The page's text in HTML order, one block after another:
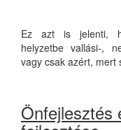
Ez azt is jelenti,
helyzetbe vallási-,
vagy csak azért, mert
Önfejlesztés